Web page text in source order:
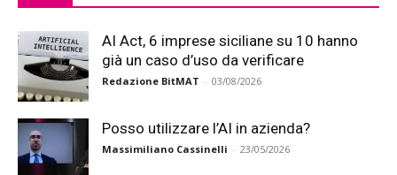
AI Act, 6 imprese siciliane su 10 hanno
già un caso d’uso da verificare
Redazione BitMAT - 03/08/2026
Posso utilizzare l’AI in azienda?
Massimiliano Cassinelli - 23/05/2026